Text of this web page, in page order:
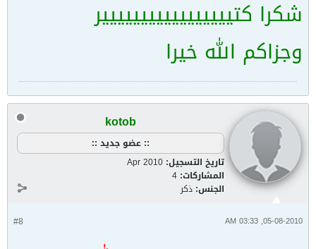
شكرا كتييييييييييييييييير
وجزاكم الله خيرا
kotob
:: عضو جديد ::
تاريخ التسجيل: Apr 2010
المشاركات: 4
الجنس: ذكر
#8 05-08-2010, 03:33 AM